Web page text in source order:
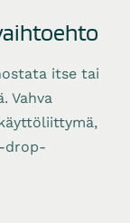
itse tai
Vahva
drop-